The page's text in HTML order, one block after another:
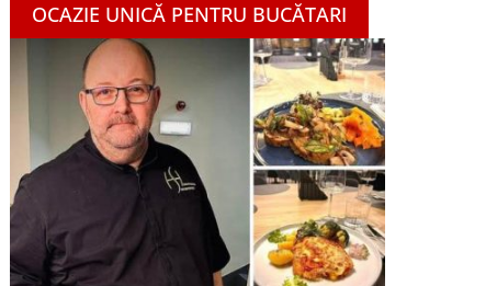
OCAZIE UNICĂ PENTRU BUCĂTARI